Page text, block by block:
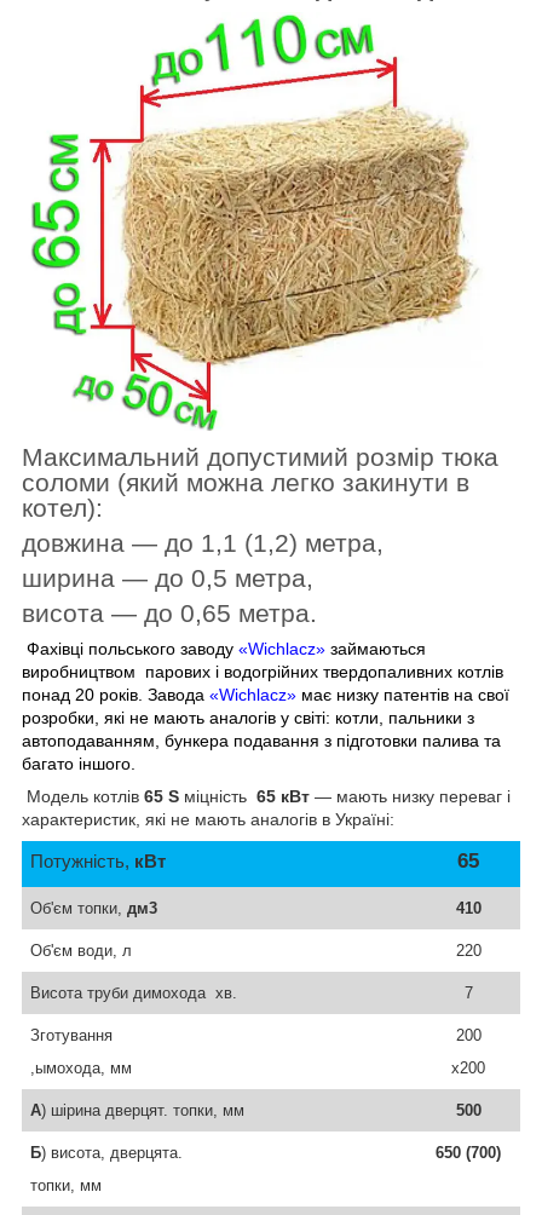
Максимальний допустимий розмір тюка
соломи (який можна легко закинути в
котел):
довжина — до 1,1 (1,2) метра,
ширина — до 0,5 метра,
висота — до 0,65 метра.
Фахівці польського заводу «Wichlacz» займаються
виробництвом парових і водогрійних твердопаливних котлів
понад 20 років. Завода «Wichlacz» має низку патентів на свої
розробки, які не мають аналогів у світі: котли, пальники з
автоподаванням, бункера подавання з підготовки палива та
багато іншого.
Модель котлів 65 S міцність 65 кВт — мають низку переваг і
характеристик, які не мають аналогів в Україні:
Потужність, кВт 65
Об'єм топки,дм3 410
Об'єм води, л 220
Висота труби димохода хв. 7
Зготування
ымохода, мм
200
х200
А) шірина дверцят.топки, мм 500
Б) висота, дверцята.
топки, мм
650 (700)